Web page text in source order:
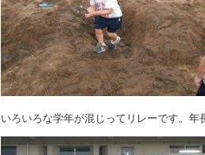
いろいろな学年が混じってリレーです。年